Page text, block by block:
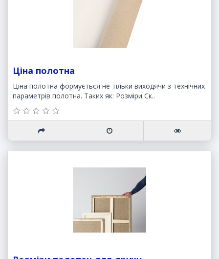
Ціна полотна
Ціна полотна формується не тільки виходячи з технічних
параметрів полотна. Таких як: Розміри Ск..